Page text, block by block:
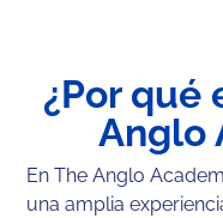
¿Por qué
Anglo
En The Anglo
una amplia